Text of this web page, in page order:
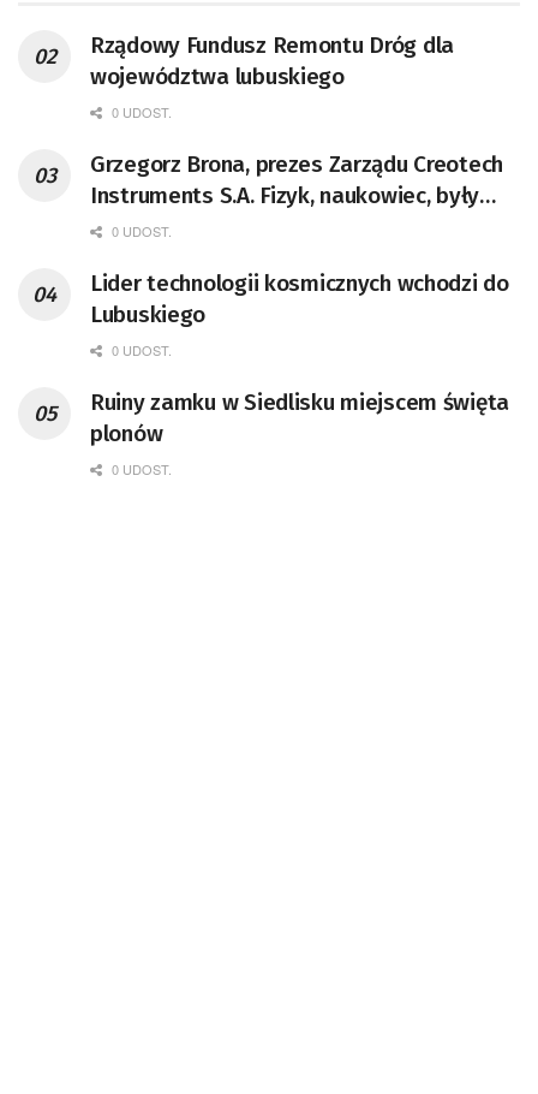
Rządowy Fundusz Remontu Dróg dla
województwa lubuskiego
0 UDOST.
Grzegorz Brona, prezes Zarządu Creotech
Instruments S.A. Fizyk, naukowiec, były
pracownik CERN w Genewie,
doktor habilitowany nauk fizycznych,
koordynator Rady Sektorowej ds.
Kompetencji Przemysłu Lotniczo-
Badań Kosmicznych i Satelitarnych PAN.
0 UDOST.
Lider technologii kosmicznych wchodzi do
Lubuskiego
0 UDOST.
Ruiny zamku w Siedlisku miejscem święta
plonów
0 UDOST.